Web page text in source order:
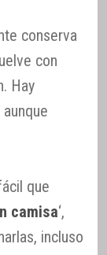
conserva
con
Hay
que
camisa‘,
incluso